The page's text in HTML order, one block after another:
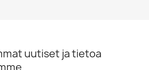
uutiset ja tietoa